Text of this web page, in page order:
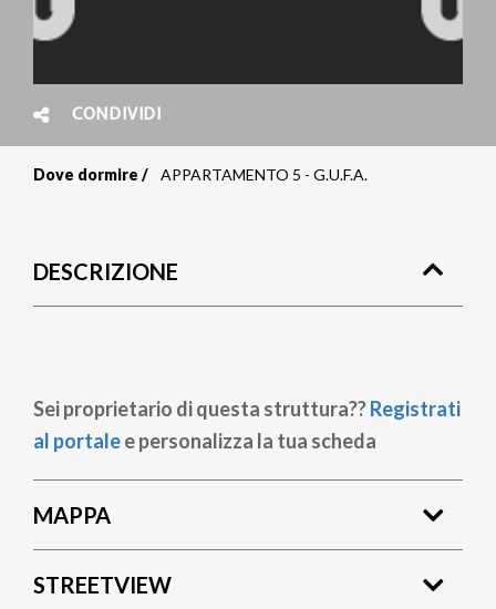
CONDIVIDI
pane
Dove dormire APPARTAMENTO 5 - G.U.F.A.
DESCRIZIONE
Sei proprietario di questa struttura??Registrati
al portalee personalizza la tua scheda
MAPPA
STREETVIEW